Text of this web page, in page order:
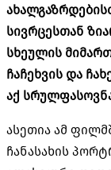
სივრცესთან
სხეულის
ჩაჩეხვის და
აქ
ასეთია ამ
ჩანასახის